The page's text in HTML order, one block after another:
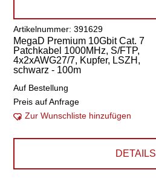
Artikelnummer: 391629
MegaD Premium 10Gbit Cat. 7
Patchkabel 1000MHz, S/FTP,
4x2xAWG27/7, Kupfer, LSZH,
schwarz - 100m
Auf Bestellung
Preis auf Anfrage
Zur Wunschliste hinzufügen
DETAILS